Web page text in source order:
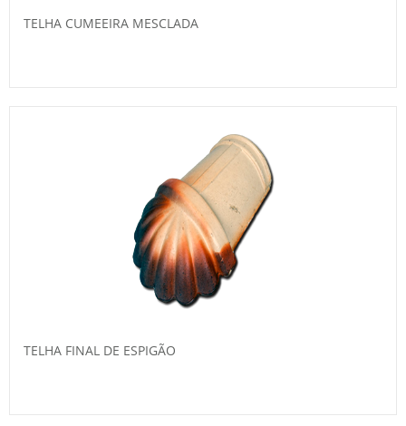
TELHA CUMEEIRA MESCLADA
TELHA FINAL DE ESPIGÃO